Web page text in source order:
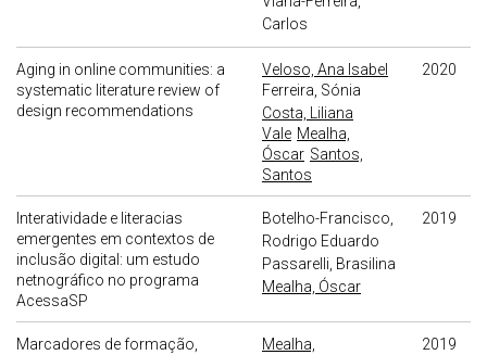
Carlos
Aging in online communities: a
systematic literature review of
design recommendations
Veloso, Ana Isabel
Ferreira, Sónia
Costa, Liliana
Vale Mealha,
Óscar Santos,
Santos
2020
Interatividade e literacias
emergentes em contextos de
inclusão digital: um estudo
netnográfico no programa
AcessaSP
Botelho-Francisco,
Rodrigo Eduardo
Passarelli, Brasilina
Mealha, Óscar
2019
Marcadores de formação,
Mealha,
2019